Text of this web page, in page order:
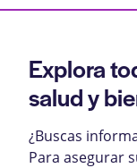
Explora
salud y
¿Buscas
Para asegurar